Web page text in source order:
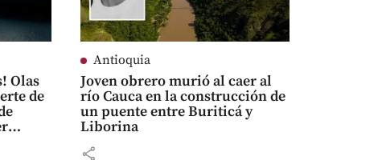
Olas
de
Antioquia
Joven obrero murió al caer al
río Cauca en la construcción de
un puente entre Buriticá y
Liborina
share